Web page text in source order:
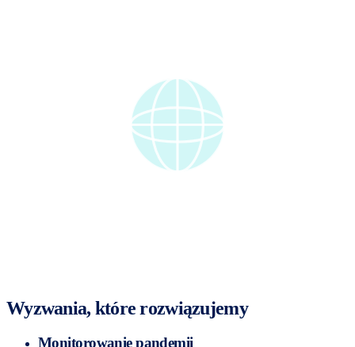
Wyzwania, które rozwiązujemy
Monitorowanie pandemii